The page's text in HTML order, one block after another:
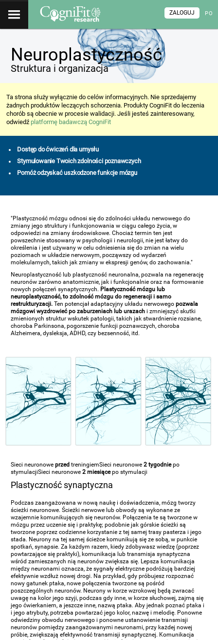
PO
ZALOGUJ
Neuroplastyczność
Struktura i organizacja
Ta strona służy wyłącznie do celów informacyjnych. Nie sprzedajemy
żadnych produktów leczących schorzenia. Produkty CogniFit do leczenia
chorób są obecnie w procesie walidacji. Jeśli jesteś zainteresowany,
odwiedź platformę badawczą CogniFit
Dostęp do ćwiczeń dla umysłu
Stymulowanie Twoich zdolności poznawczych
Pomóż odzyskać uszkodzone funkcje mózgu
"Plastyczność mózgu odnosi się do zdolności układu nerwowego do
zmiany jego struktury i funkcjonowania w ciągu całego życia, w
odpowiedzi na zmiany środowiskowe. Chociaż termin ten jest
powszechnie stosowany w psychologii i neurologii, nie jest łatwy do
określenia i jest używany w celu odniesienia się do zmian na wielu
poziomach w układzie nerwowym, począwszy od wydarzeń
molekularnych, takich jak zmiany w ekspresji genów, do zachowania."
Neuroplastyczność lub plastyczność neuronalna, pozwala na regenerację
neuronów zarówno anatomicznie, jak i funkcjonalnie oraz na formowanie
nowych połączeń synaptycznych. Plastyczność mózgu lub
neuroplastyczność, to zdolność mózgu do regeneracji i samo
restrukturyzacji. Ten potencjał adaptacyjny układu nerwowegopozwala
mózgowi wyzdrowieć po zaburzeniach lub urazach i zmniejszyć skutki
zmienionych struktur wskutek patologii, takich jak stwardnienie rozsiane,
choroba Parkinsona, pogorszenie funkcji poznawczych, choroba
Alzheimera, dysleksja, ADHD, czy bezsenność, itd.
Sieci neuronoweprzed treningiemSieci neuronowe2 tygodniepo
stymulacjiSieci neuronowe2 miesiącepo stymulacji
Plastyczność synaptyczna
Podczas zaangażowana w nową naukę i doświadczenia, mózg tworzy
ścieżki neuronowe. Ścieżki nerwowe lub obwody są wykonane ze
wzajemnie komunikujących się neuronów. Połączenia te są tworzone w
mózgu przez uczenie się i praktykę; podobnie jak górskie ścieżki są
tworzone poprzez codzienne korzystanie z tej samej trasy pasterza i jego
stada. Neurony na tej samej ścieżce komunikują się ze sobą, w punkcie
spotkań, synapsie. Za każdym razem, kiedy zdobywasz wiedzę (poprzez
powtarzające się praktyki), komunikacja lub transmisja synaptyczna
wśród zamieszanych nią neuronów zwiększa się. Lepsza komunikacja
między neuronami oznacza, że ​​sygnały elektryczne podróżują bardziej
efektywnie wzdłuż nowej drogi. Na przykład, gdy próbujesz rozpoznać
nowy gatunek ptaka, nowe połączenia tworzone są pośród
poszczególnych neuronów. Neurony w korze wzrokowej będą zwracać
uwagę na kolor jego szyji, podczas gdy inne, w korze słuchowej, zajmą się
jego ćwierkaniem, a jeszcze inne, nazwą ptaka. Aby jednak poznać ptaka i
i jego atrybuty, potrzeba powtarzać jego kolor, nazwę i melodię. Ponowne
odwiedziny obwodu nerwowego i ponowne ustanowienie transmisji
neuronów pomiędzy zaangażowanymi neuronami, przy każdej nowej
próbie, zwiększają efektywność transmisji synaptycznej. Komunikacja